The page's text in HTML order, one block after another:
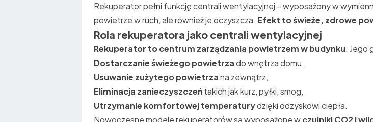
Rekuperator pełni funkcję centrali wentylacyjnej – wyposażony w
powietrze w ruch, ale również je oczyszcza. Efekt to świeże, zdrowe
Rola rekuperatora jako centrali wentylacyjnej
Rekuperator to centrum zarządzania powietrzem w budynku. Jego
Dostarczanie świeżego powietrzado wnętrza domu,
Usuwanie zużytego powietrzana zewnątrz,
Eliminacja zanieczyszczeńtakich jak kurz, pyłki, smog,
Utrzymanie komfortowej temperaturydzięki odzyskowi ciepła.
Nowoczesne modele rekuperatorów są wyposażone wczujniki CO2 i